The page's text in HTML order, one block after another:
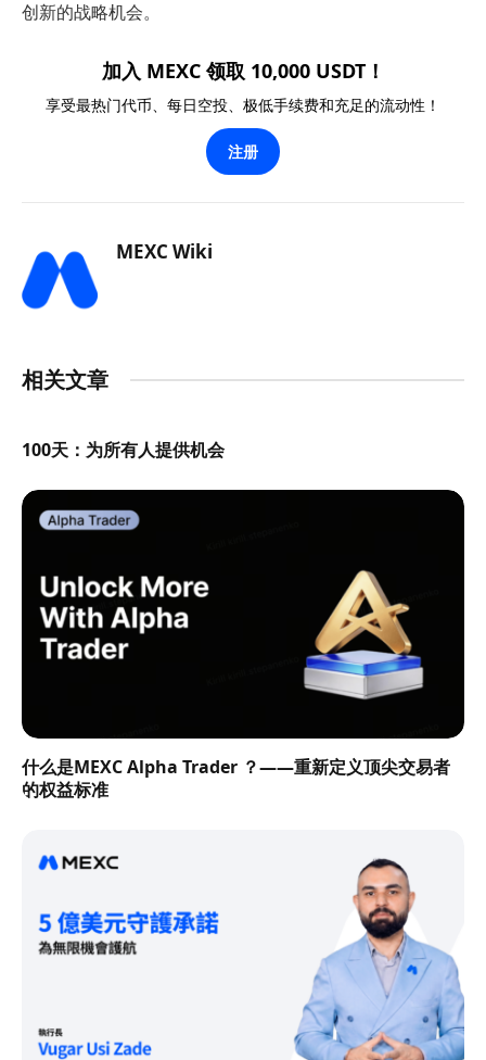
创新的战略机会。
加入 MEXC 领取 10,000 USDT！
享受最热门代币、每日空投、极低手续费和充足的流动性！
注册
MEXC Wiki
相关文章
100天：为所有人提供机会
什么是MEXC Alpha Trader ？——重新定义顶尖交易者
的权益标准